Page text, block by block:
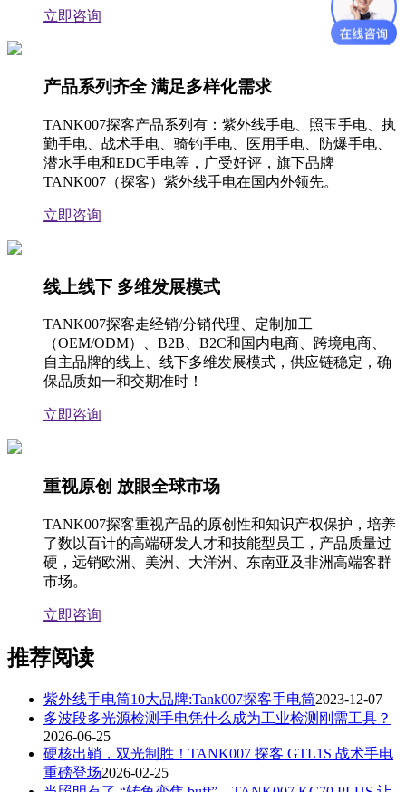
立即咨询
产品系列齐全 满足多样化需求
TANK007探客产品系列有：紫外线手电、照玉手电、执
勤手电、战术手电、骑钓手电、医用手电、防爆手电、
潜水手电和EDC手电等，广受好评，旗下品牌
TANK007（探客）紫外线手电在国内外领先。
立即咨询
线上线下 多维发展模式
TANK007探客走经销/分销代理、定制加工
（OEM/ODM）、B2B、B2C和国内电商、跨境电商、
自主品牌的线上、线下多维发展模式，供应链稳定，确
保品质如一和交期准时！
立即咨询
重视原创 放眼全球市场
TANK007探客重视产品的原创性和知识产权保护，培养
了数以百计的高端研发人才和技能型员工，产品质量过
硬，远销欧洲、美洲、大洋洲、东南亚及非洲高端客群
市场。
立即咨询
推荐阅读
紫外线手电筒10大品牌:Tank007探客手电筒2023-12-07
多波段多光源检测手电凭什么成为工业检测刚需工具？
2026-06-25
硬核出鞘，双光制胜！TANK007 探客 GTL1S 战术手电
重磅登场2026-02-25